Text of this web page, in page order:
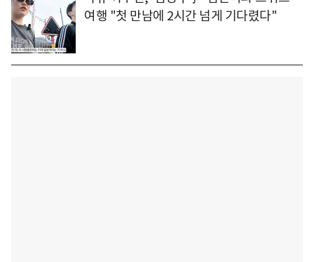
여행 "첫 만남에 2시간 넘게 기다렸다"